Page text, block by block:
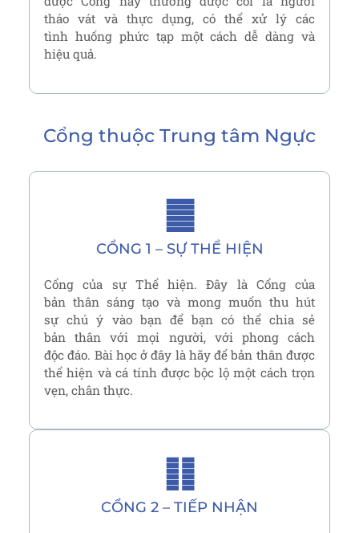
tháo vát và thực dụng, có thể xử lý các
tình huống phức tạp một cách dễ dàng và
hiệu quả.
Cổng thuộc Trung tâm Ngực
CỔNG 1 – SỰ THỂ HIỆN
䷀
Cổng của sự Thể hiện. Đây là Cổng của
bản thân sáng tạo và mong muốn thu hút
sự chú ý vào bạn để bạn có thể chia sẻ
bản thân với mọi người, với phong cách
độc đáo. Bài học ở đây là hãy để bản thân được
thể hiện và cá tính được bộc lộ một cách trọn
vẹn, chân thực.
CỔNG 2 – TIẾP NHẬN
䷁